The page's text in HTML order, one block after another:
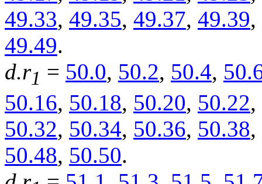
49.33, 49.35, 49.37, 49.39,
49.49.
d.r1 = 50.0, 50.2, 50.4,
50.16, 50.18, 50.20, 50.22,
50.32, 50.34, 50.36, 50.38,
50.48, 50.50.